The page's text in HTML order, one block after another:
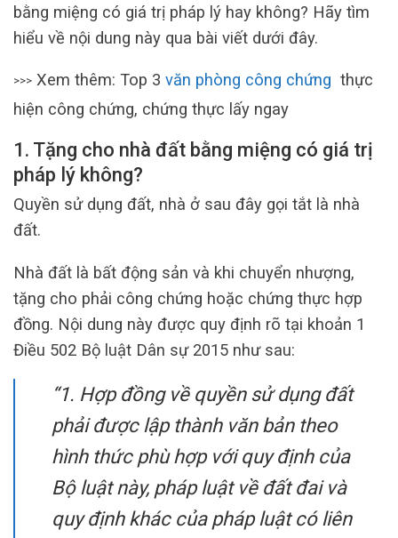
bằng miệng có giá trị pháp lý hay không? Hãy tìm
hiểu về nội dung này qua bài viết dưới đây.
>>> Xem thêm: Top 3 văn phòng công chứng thực
hiện công chứng, chứng thực lấy ngay
1. Tặng cho nhà đất bằng miệng có giá trị
pháp lý không?
Quyền sử dụng đất, nhà ở sau đây gọi tắt là nhà
đất.
Nhà đất là bất động sản và khi chuyển nhượng,
tặng cho phải công chứng hoặc chứng thực hợp
đồng. Nội dung này được quy định rõ tại khoản 1
Điều 502 Bộ luật Dân sự 2015 như sau:
“1. Hợp đồng về quyền sử dụng đất
phải được lập thành văn bản theo
hình thức phù hợp với quy định của
Bộ luật này, pháp luật về đất đai và
quy định khác của pháp luật có liên